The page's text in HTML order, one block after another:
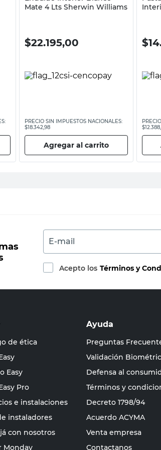
Mate 4 Lts Sherwin Williams
$22.195,00
PRECIO SIN IMPUESTOS NACIONALES:
$18.342,98
Agregar al carrito
$
E-mail
Acepto los Términos y
de ética
Easy
Pro
e instalaciones
instaladores
con nosotros
Monday
Ayuda
Preguntas
Validación
Defensa al
Términos y
Decreto 1798/94
Acuerdo ACYMA
Venta empresa
Contactanos